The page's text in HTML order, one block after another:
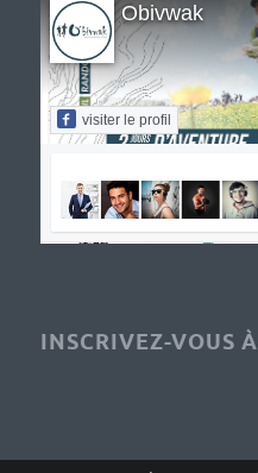
Obivwak
visiter le profil
INSCRIVEZ-VOUS